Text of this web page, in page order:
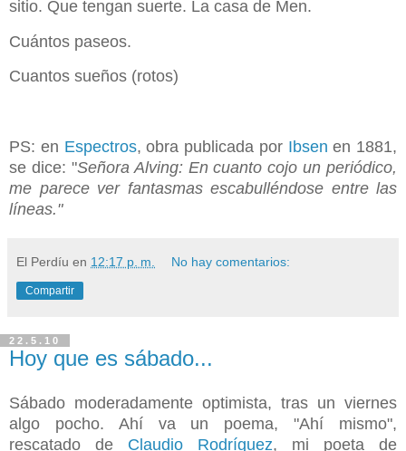
sitio. Que tengan suerte. La casa de Men.
Cuántos paseos.
Cuantos sueños (rotos)
PS: en Espectros, obra publicada por Ibsen en 1881,
se dice: "Señora Alving: En cuanto cojo un periódico,
me parece ver fantasmas escabulléndose entre las
líneas."
El Perdíu en 12:17 p. m. No hay comentarios:
Compartir
22.5.10
Hoy que es sábado...
Sábado moderadamente optimista, tras un viernes
algo pocho. Ahí va un poema, "Ahí mismo",
rescatado de Claudio Rodríguez, mi poeta de